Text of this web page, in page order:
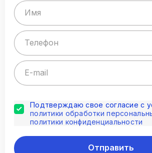
Подтверждаю свое согласие с
политики обработки
политики конфиденциальности
Отправить